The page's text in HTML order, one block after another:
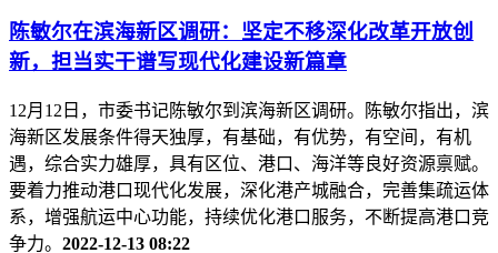
陈敏尔在滨海新区调研：坚定不移深化改革开放创
新，担当实干谱写现代化建设新篇章
12月12日，市委书记陈敏尔到滨海新区调研。陈敏尔指出，滨
海新区发展条件得天独厚，有基础，有优势，有空间，有机
遇，综合实力雄厚，具有区位、港口、海洋等良好资源禀赋。
要着力推动港口现代化发展，深化港产城融合，完善集疏运体
系，增强航运中心功能，持续优化港口服务，不断提高港口竞
争力。 2022-12-13 08:22